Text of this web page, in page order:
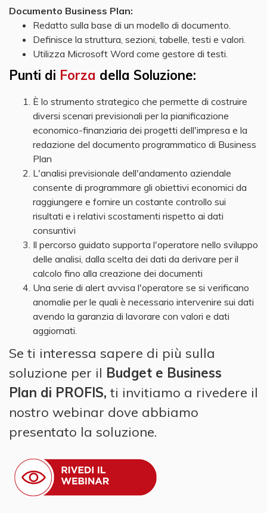
Documento Business Plan:
Redatto sulla base di un modello di documento.
Definisce la struttura, sezioni, tabelle, testi e valori.
Utilizza Microsoft Word come gestore di testi.
Punti di Forza della Soluzione:
È lo strumento strategico che permette di costruire
diversi scenari previsionali per la pianificazione
economico-finanziaria dei progetti dell'impresa e la
redazione del documento programmatico di Business
Plan
L'analisi previsionale dell'andamento aziendale
consente di programmare gli obiettivi economici da
raggiungere e fornire un costante controllo sui
risultati e i relativi scostamenti rispetto ai dati
consuntivi
Il percorso guidato supporta l'operatore nello sviluppo
delle analisi, dalla scelta dei dati da derivare per il
calcolo fino alla creazione dei documenti
Una serie di alert avvisa l'operatore se si verificano
anomalie per le quali è necessario intervenire sui dati
avendo la garanzia di lavorare con valori e dati
aggiornati.
Se ti interessa sapere di più sulla
soluzione per il Budget e Business
Plan di PROFIS,ti invitiamo a rivedere il
nostro webinar dove abbiamo
presentato la soluzione.